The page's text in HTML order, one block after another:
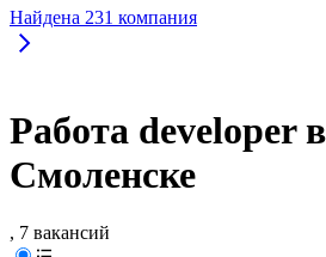
Найдена 231 компания
Работа developer
Смоленске
, 7 вакансий